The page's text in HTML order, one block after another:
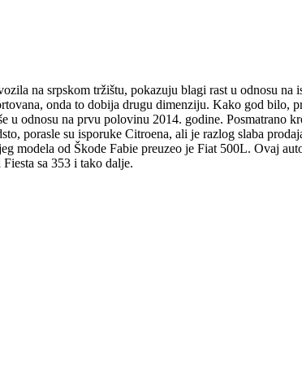
na srpskom tržištu, pokazuju blagi rast u odnosu
onda to dobija drugu dimenziju. Kako god bilo,
u odnosu na prvu polovinu 2014. godine.
porasle su isporuke Citroena, ali je razlog slaba
modela od Škode Fabie preuzeo je Fiat 500L. Ovaj
sa 353 i tako dalje.